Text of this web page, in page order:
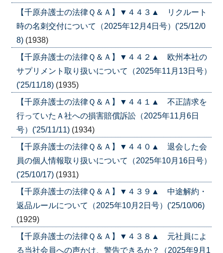
【千原弁護士の法律Ｑ＆Ａ】▼４４３▲ リクルート
時の名刺交付について（2025年12月4日号）('25/12/0
8) (1938)
【千原弁護士の法律Ｑ＆Ａ】▼４４２▲ 欧州本社の
サプリメント取り扱いについて（2025年11月13日号）
('25/11/18) (1935)
【千原弁護士の法律Ｑ＆Ａ】▼４４１▲ 不正請求を
行っていたＡ社への損害賠償訴訟（2025年11月6日
号）('25/11/11) (1934)
【千原弁護士の法律Ｑ＆Ａ】▼４４０▲ 退会した会
員の個人情報取り扱いについて（2025年10月16日号）
('25/10/17) (1931)
【千原弁護士の法律Ｑ＆Ａ】▼４３９▲ 中途解約・
返品ルールについて（2025年10月2日号）('25/10/06)
(1929)
【千原弁護士の法律Ｑ＆Ａ】▼４３８▲ 元社員によ
る当社会員への声かけ、警告できるか？（2025年9月1